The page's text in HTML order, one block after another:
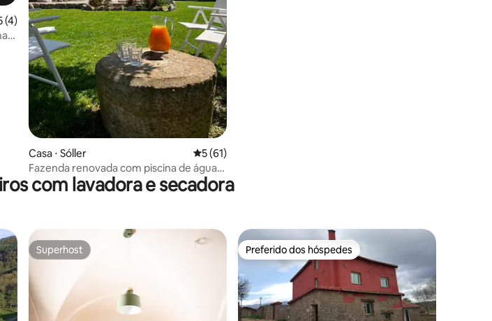
uma avaliação média de 5, 4 avaliações
(4)
Casa ⋅ Sóller 5 de uma avaliação média de 5, 61 avaliações
5 (61)
Fazenda renovada com piscina de água
salgada
com lavadora e secadora
Superhost
Superhost Preferido dos hóspedes
Preferido dos hóspedes